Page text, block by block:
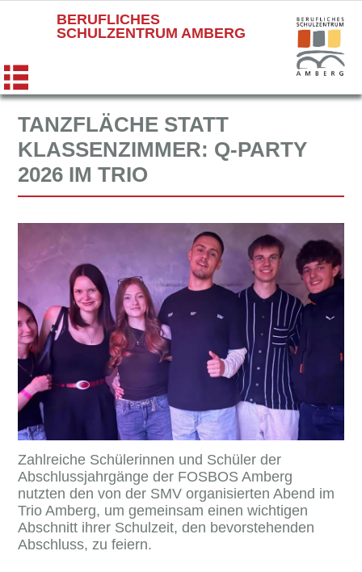
BERUFLICHES
SCHULZENTRUM AMBERG
TANZFLÄCHE STATT
KLASSENZIMMER: Q‑PARTY
2026 IM TRIO
Zahlreiche Schülerinnen und Schüler der
Abschlussjahrgänge der FOSBOS Amberg
nutzten den von der SMV organisierten Abend im
Trio Amberg, um gemeinsam einen wichtigen
Abschnitt ihrer Schulzeit, den bevorstehenden
Abschluss, zu feiern.